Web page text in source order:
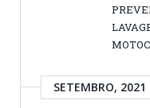
SETEMBRO, 2021